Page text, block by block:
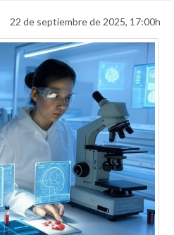
22 de septiembre de 2025, 17:00h